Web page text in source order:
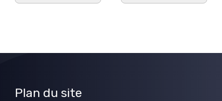
Plan du site